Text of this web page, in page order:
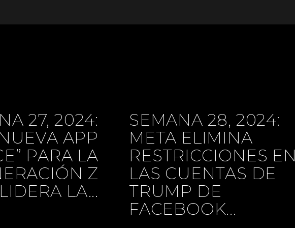
27, 2024:
APP
PARA LA
Z
LIDERA LA...
SEMANA 28, 2024:
META ELIMINA
RESTRICCIONES EN
LAS CUENTAS DE
TRUMP DE
FACEBOOK...